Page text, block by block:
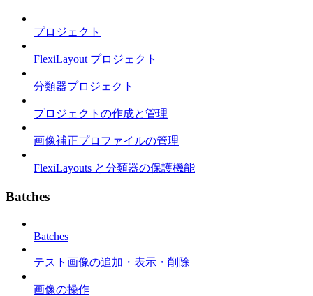
プロジェクト
FlexiLayout プロジェクト
分類器プロジェクト
プロジェクトの作成と管理
画像補正プロファイルの管理
FlexiLayouts と分類器の保護機能
Batches
Batches
テスト画像の追加・表示・削除
画像の操作